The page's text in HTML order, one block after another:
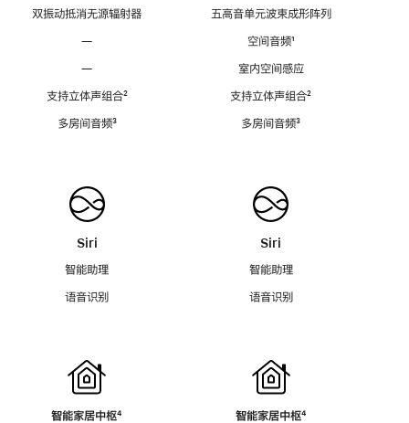
双振动抵消无源辐射器
—
—
支持立体声组合脚
²
多房间音频脚
³
Siri
智能助理
语音识别
智能家居中枢脚
⁴
五高音单元波束成形阵列
空间音频脚
¹
室内空间感应
支持立体声组合脚
²
多房间音频脚
³
Siri
智能助理
语音识别
智能家居中枢脚
⁴